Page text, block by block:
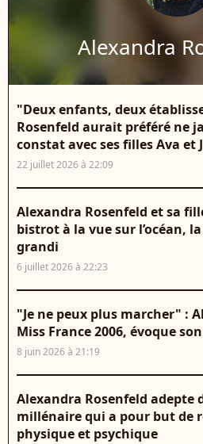
Alexandra
"Deux enfants, deux
Rosenfeld aurait préféré ne
constat avec ses filles Ava et
22 juillet 2026 à 22:09
Alexandra Rosenfeld et sa
bistrot à la vue sur l’océan,
grandi
6 juillet 2026 à 22:23
"Je ne peux plus marcher" :
Miss France 2006, évoque
8 juin 2026 à 21:19
Alexandra Rosenfeld adepte
millénaire qui a pour but de
physique et psychique